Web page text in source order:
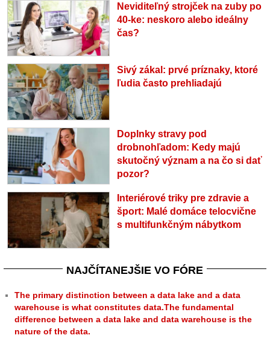
Neviditeľný strojček na zuby po
40-ke: neskoro alebo ideálny
čas?
Sivý zákal: prvé príznaky, ktoré
ľudia často prehliadajú
Doplnky stravy pod
drobnohľadom: Kedy majú
skutočný význam a na čo si dať
pozor?
Interiérové triky pre zdravie a
šport: Malé domáce telocvične
s multifunkčným nábytkom
NAJČÍTANEJŠIE VO FÓRE
The primary distinction between a data lake and a data
warehouse is what constitutes data.The fundamental
difference between a data lake and data warehouse is the
nature of the data.